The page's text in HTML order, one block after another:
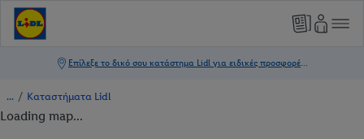
/ Καταστήματα Lidl
Loading map...